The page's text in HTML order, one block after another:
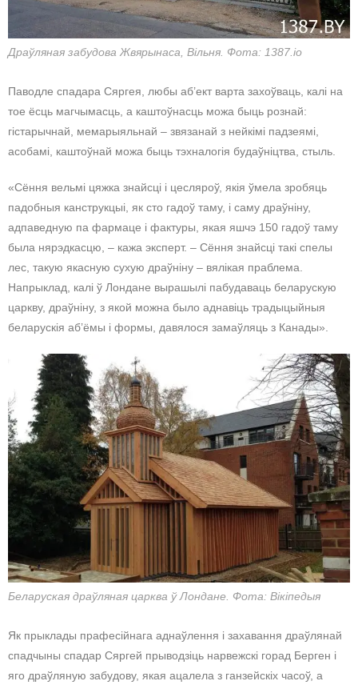
Драўляная забудова Жвярынаса, Вільня. Фота: 1387.io
Паводле спадара Сяргея, любы аб’ект варта захоўваць, калі на
тое ёсць магчымасць, а каштоўнасць можа быць рознай:
гістарычнай, мемарыяльнай – звязанай з нейкімі падзеямі,
асобамі, каштоўнай можа быць тэхналогія будаўніцтва, стыль.
«Сёння вельмі цяжка знайсці і цесляроў, якія ўмела зробяць
падобныя канструкцыі, як сто гадоў таму, і саму драўніну,
адпаведную па фармаце і фактуры, якая яшчэ 150 гадоў таму
была нярэдкасцю, – кажа эксперт. – Сёння знайсці такі спелы
лес, такую якасную сухую драўніну – вялікая праблема.
Напрыклад, калі ў Лондане вырашылі пабудаваць беларускую
царкву, драўніну, з якой можна было аднавіць традыцыйныя
беларускія аб’ёмы і формы, давялося замаўляць з Канады».
Беларуская драўляная царква ў Лондане. Фота: Вікіпедыя
Як прыклады прафесійнага аднаўлення і захавання драўлянай
спадчыны спадар Сяргей прыводзіць нарвежскі горад Берген і
яго драўляную забудову, якая ацалела з ганзейскіх часоў, а